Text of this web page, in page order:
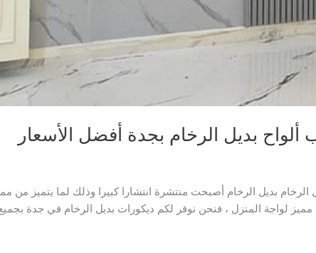
ألواح بديل الرخام بجدة أفضل الأسعار
الرخام بديل الرخام أصبحت منتشرة انتشارا كبيرا وذلك لما يتميز
لواجة المنزل ، فنحن نوفر لكم ديكورات بديل الرخام في جدة